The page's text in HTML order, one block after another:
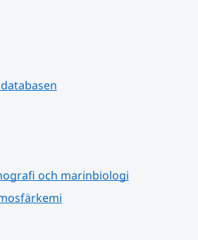
webbplats.
och marinbiologi